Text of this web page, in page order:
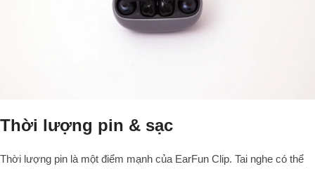
Thời lượng pin & sạc
Thời lượng pin là một điểm mạnh của EarFun Clip. Tai nghe có thể